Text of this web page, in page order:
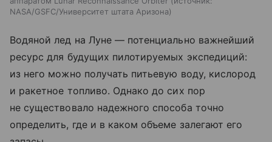
NASA/GSFC/Университет штата Аризона
Водяной лед на Луне — потенциально важнейший
ресурс для будущих пилотируемых экспедиций:
из него можно получать питьевую воду, кислород
и ракетное топливо. Однако до сих пор
не существовало надежного способа точно
определить, где и в каком объеме залегают его